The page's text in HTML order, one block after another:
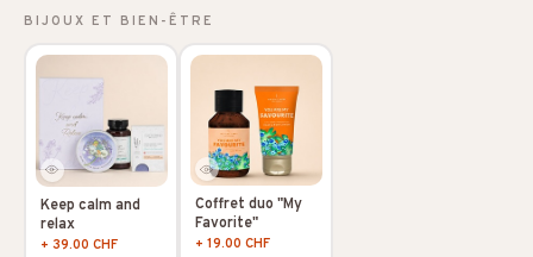
BIJOUX ET BIEN-ÊTRE
Keep calm and
relax
+ 39.00 CHF
Coffret duo "My
Favorite"
+ 19.00 CHF